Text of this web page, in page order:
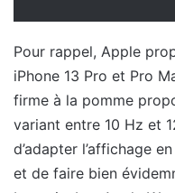
Pour rappel, Apple
iPhone 13 Pro et Pro
firme à la pomme
variant entre 10 Hz et
d’adapter l’affichage
et de faire bien